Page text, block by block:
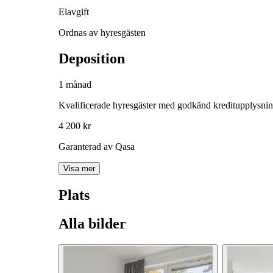
Elavgift
Ordnas av hyresgästen
Deposition
1 månad
Kvalificerade hyresgäster med godkänd
4 200 kr
Garanterad av Qasa
Visa mer
Plats
Alla bilder